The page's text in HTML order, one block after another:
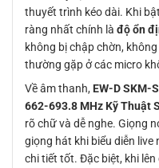
thuyết trình kéo dài. Khi
ràng nhất chính là độ ổn
không bị chập chờn,
thường gặp ở các micro
Về âm thanh, EW-D SKM-
662-693.8 MHz Kỹ Thuật
rõ chữ và dễ nghe. Giọng
giọng hát khi biểu diễn
chi tiết tốt. Đặc biệt, khi